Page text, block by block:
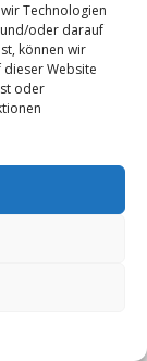
Technologien
oder darauf
können wir
Website
oder